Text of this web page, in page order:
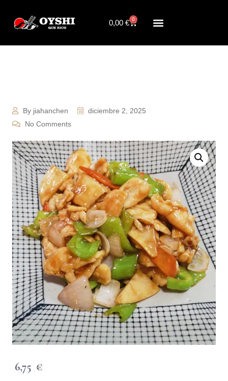
0,00€ 0
By jiahanchen
diciembre 2, 2025
No Comments
6,75 €